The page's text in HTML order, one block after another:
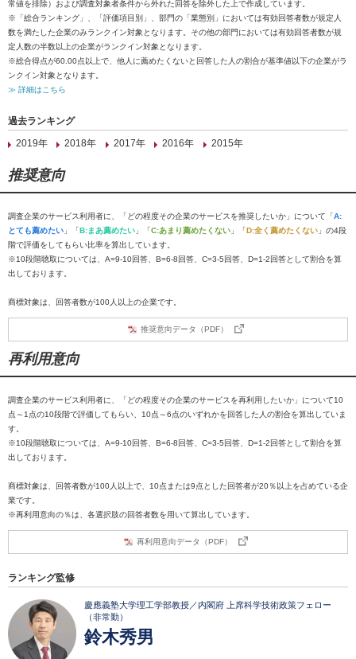
常値を排除）および調査対象者条件から外れた回答を除外した上で作成しています。
※「総合ランキング」、「評価項目別」、部門の「業態別」においては有効回答者数が規定人
数を満たした企業のみランクイン対象となります。その他の部門においては有効回答者数が規
定人数の半数以上の企業がランクイン対象となります。
※総合得点が60.00点以上で、他人に薦めたくないと回答した人の割合が基準値以下の企業がラ
ンクイン対象となります。
≫ 詳細はこちら
過去ランキング
2019年
2018年 2017年 2016年 2015年
推奨意向
調査企業のサービス利用者に、「どの程度その企業のサービスを推奨したいか」について「A:
とても薦めたい 」「B:まあ薦めたい 」「C:あまり薦めたくない 」「D:全く薦めたくない 」の4段
階で評価をしてもらい比率を算出しています。
※10段階聴取については、A=9-10回答、B=6-8回答、C=3-5回答、D=1-2回答として割合を算
出しております。
商標対象は、回答者数が100人以上の企業です。
推奨意向データ（PDF）
再利用意向
調査企業のサービス利用者に、「どの程度その企業のサービスを再利用したいか」について10
点～1点の10段階で評価してもらい、10点～6点のいずれかを回答した人の割合を算出していま
す。
※10段階聴取については、A=9-10回答、B=6-8回答、C=3-5回答、D=1-2回答として割合を算
出しております。
商標対象は、回答者数が100人以上で、10点または9点とした回答者が20％以上を占めている企
業です。
※再利用意向の％は、各選択肢の回答者数を用いて算出しています。
再利用意向データ（PDF）
ランキング監修
慶應義塾大学理工学部教授／内閣府 上席科学技術政策フェロー
（非常勤）
鈴木秀男